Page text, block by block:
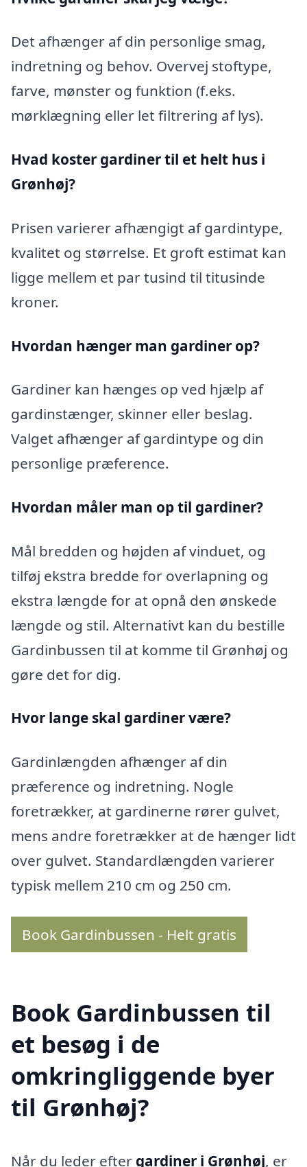
Det afhænger af din personlige smag,
indretning og behov. Overvej stoftype,
farve, mønster og funktion (f.eks.
mørklægning eller let filtrering af lys).
Hvad koster gardiner til et helt hus i
Grønhøj?
Prisen varierer afhængigt af gardintype,
kvalitet og størrelse. Et groft estimat kan
ligge mellem et par tusind til titusinde
kroner.
Hvordan hænger man gardiner op?
Gardiner kan hænges op ved hjælp af
gardinstænger, skinner eller beslag.
Valget afhænger af gardintype og din
personlige præference.
Hvordan måler man op til gardiner?
Mål bredden og højden af vinduet, og
tilføj ekstra bredde for overlapning og
ekstra længde for at opnå den ønskede
længde og stil. Alternativt kan du bestille
Gardinbussen til at komme til Grønhøj og
gøre det for dig.
Hvor lange skal gardiner være?
Gardinlængden afhænger af din
præference og indretning. Nogle
foretrækker, at gardinerne rører gulvet,
mens andre foretrækker at de hænger lidt
over gulvet. Standardlængden varierer
typisk mellem 210 cm og 250 cm.
Book Gardinbussen - Helt gratis
Book Gardinbussen til
et besøg i de
omkringliggende byer
til Grønhøj?
Når du leder efter gardiner i Grønhøj, er